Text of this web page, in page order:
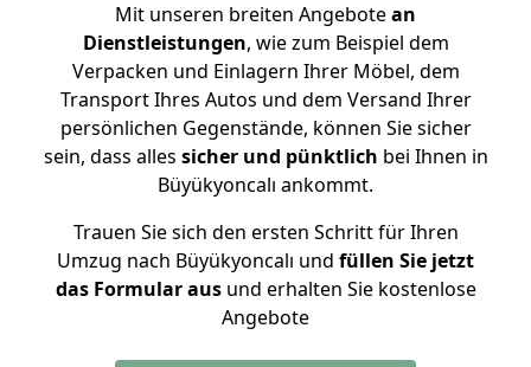
Mit unseren breiten Angebotean
Dienstleistungen, wie zum Beispiel dem
Verpacken und Einlagern Ihrer Möbel, dem
Transport Ihres Autos und dem Versand Ihrer
persönlichen Gegenstände, können Sie sicher
sein, dass alles sicher und pünktlich bei Ihnen in
Büyükyoncalı ankommt.
Trauen Sie sich den ersten Schritt für Ihren
Umzug nach Büyükyoncalı und füllen Sie jetzt
das Formular ausund erhalten Sie kostenlose
Angebote